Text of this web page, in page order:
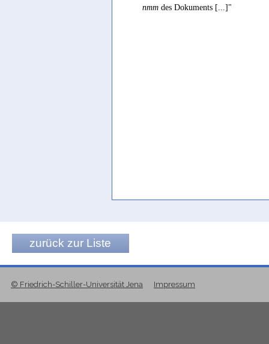
nmm des Dokuments [...]"
zurück zur Liste
© Friedrich-Schiller-Universität Jena Impressum